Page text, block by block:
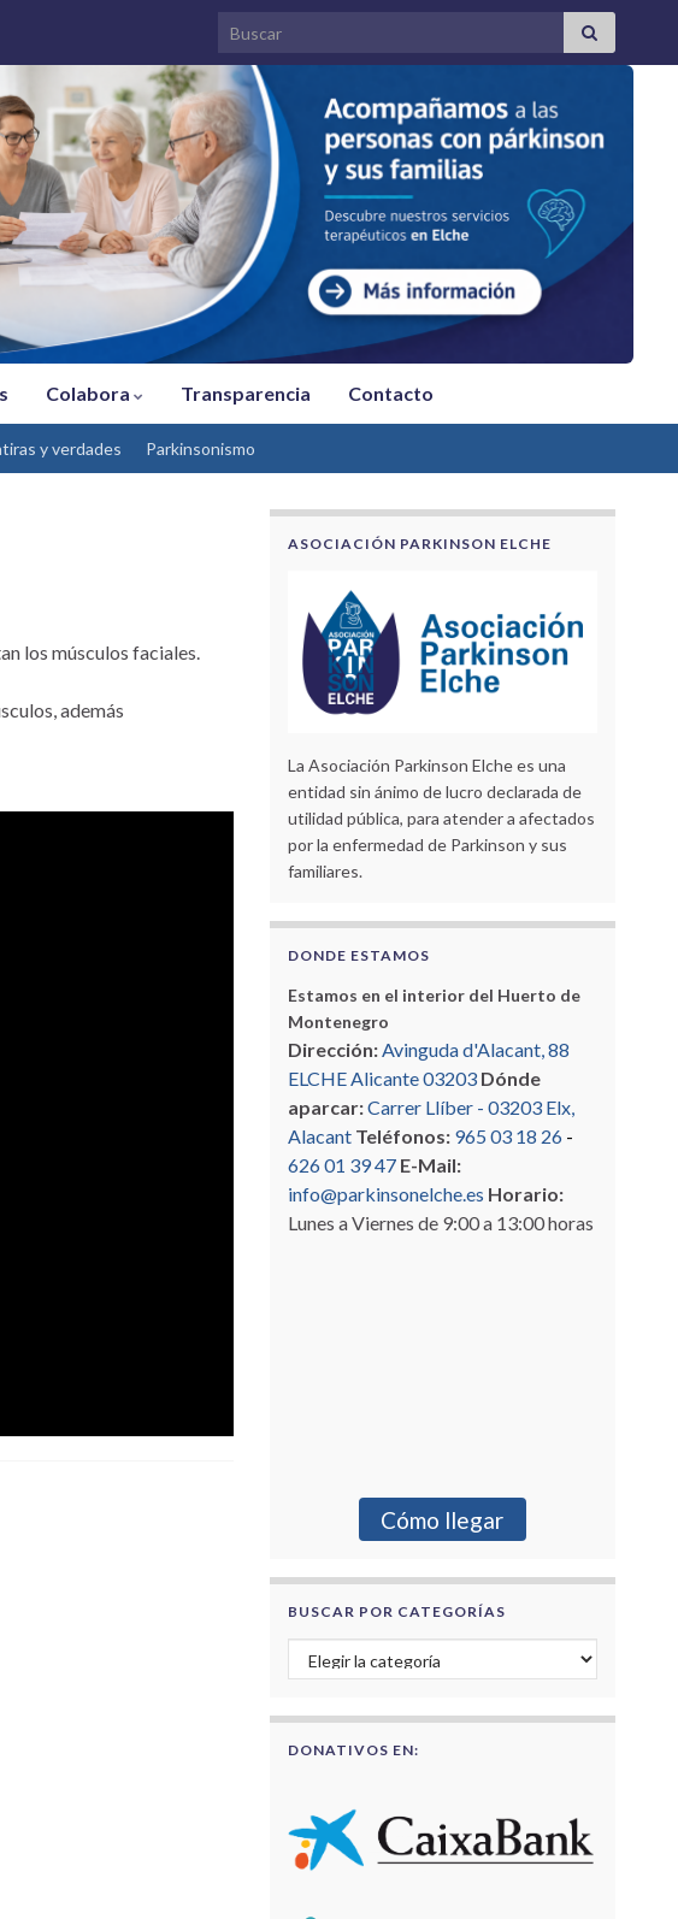
Search for:
Colabora Transparencia Contacto
y verdades Parkinsonismo
los músculos faciales.
además
ASOCIACIÓN PARKINSON ELCHE
La Asociación Parkinson Elche es una
entidad sin ánimo de lucro declarada de
utilidad pública, para atender a afectados
por la enfermedad de Parkinson y sus
familiares.
DONDE ESTAMOS
Estamos en el interior del Huerto de
Montenegro
Dirección:Avinguda d'Alacant, 88
ELCHE Alicante 03203 Dónde
aparcar:Carrer Llíber - 03203 Elx,
Alacant Teléfonos: 965 03 18 26-
626 01 39 47 E-Mail:
info@parkinsonelche.es Horario:
Lunes a Viernes de 9:00 a 13:00 horas
Cómo llegar
BUSCAR POR CATEGORÍAS
Buscar por categorías
DONATIVOS EN: